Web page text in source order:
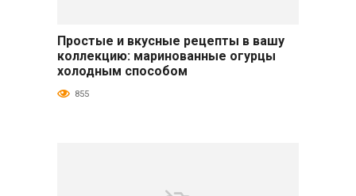
Простые и вкусные рецепты в вашу
коллекцию: маринованные огурцы
холодным способом
855